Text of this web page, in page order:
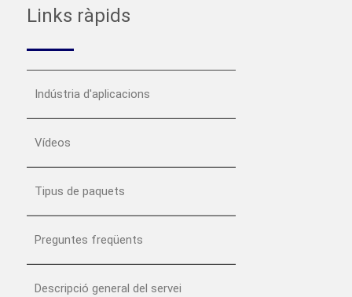
Links ràpids
Indústria d'aplicacions
Vídeos
Tipus de paquets
Preguntes freqüents
Descripció general del servei